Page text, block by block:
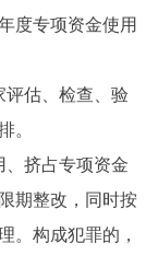
度专项资金使用
估、检查、验
。
挤占专项资金
期整改，同时按
。构成犯罪的，